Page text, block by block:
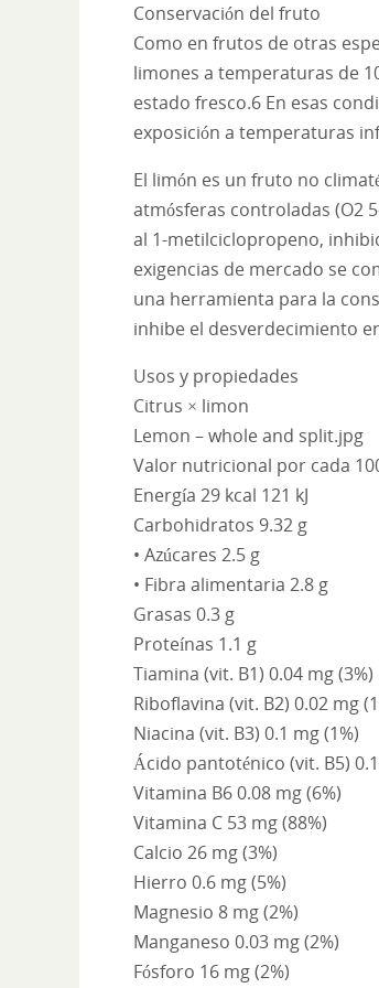
Conservación del fruto
Como en frutos de otras
limones a temperaturas de
estado fresco.6​ En esas
exposición a temperaturas
El limón es un fruto no
atmósferas controladas (O2
al 1-metilciclopropeno,
exigencias de mercado se
una herramienta para la
inhibe el desverdecimiento
Usos y propiedades
Citrus × limon
Lemon – whole and split.jpg
Valor nutricional por cada
Energía 29 kcal 121 kJ
Carbohidratos 9.32 g
• Azúcares 2.5 g
• Fibra alimentaria 2.8 g
Grasas 0.3 g
Proteínas 1.1 g
Tiamina (vit. B1) 0.04 mg (3%)
Riboflavina (vit. B2) 0.02 mg
Niacina (vit. B3) 0.1 mg (1%)
Ácido pantoténico (vit. B5)
Vitamina B6 0.08 mg (6%)
Vitamina C 53 mg (88%)
Calcio 26 mg (3%)
Hierro 0.6 mg (5%)
Magnesio 8 mg (2%)
Manganeso 0.03 mg (2%)
Fósforo 16 mg (2%)